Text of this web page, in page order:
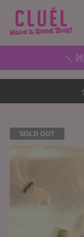
＼
SOLD OUT